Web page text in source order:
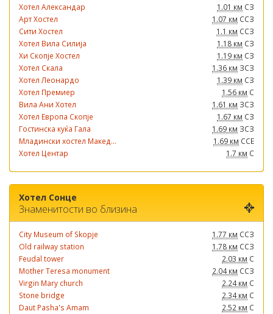
Хотел Александар
1.01 км СЗ
Арт Хостел
1.07 км ССЗ
Сити Хостел
1.1 км ССЗ
Хотел Вила Силија
1.18 км СЗ
Хи Скопје Хостел
1.19 км СЗ
Хотел Скала
1.36 км ЗСЗ
Хотел Леонардо
1.39 км СЗ
Хотел Премиер
1.56 км С
Вила Ани Хотел
1.61 км ЗСЗ
Хотел Европа Скопје
1.67 км СЗ
Гостинска куќа Гала
1.69 км ЗСЗ
Младински хостел Макед...
1.69 км ССЕ
Хотел Центар
1.7 км С
Хотел Сонце
Знаменитости во близина
City Museum of Skopje 1.77 км ССЗ
Old railway station
1.78 км ССЗ
Feudal tower
2.03 км С
Mother Teresa monument
2.04 км ССЗ
Virgin Mary church
2.24 км С
Stone bridge
2.34 км С
Daut Pasha's Amam
2.52 км С